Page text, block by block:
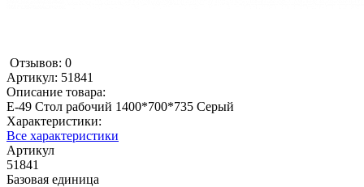
Отзывов: 0
Артикул: 51841
Описание товара:
E-49 Стол рабочий 1400*700*735 Серый
Характеристики:
Все характеристики
Артикул
51841
Базовая единица